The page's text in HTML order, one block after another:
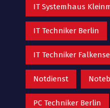
IT Systemhaus
IT Techniker Berlin
IT Techniker
Notdienst
PC Techniker Berlin